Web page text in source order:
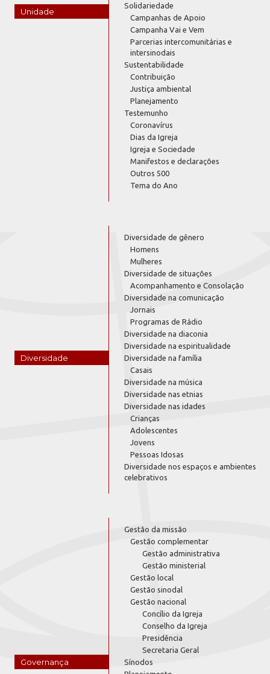
Unidade
Solidariedade
Campanhas de Apoio
Campanha Vai e Vem
Parcerias intercomunitárias e
intersinodais
Sustentabilidade
Contribuição
Justiça ambiental
Planejamento
Testemunho
Coronavírus
Dias da Igreja
Igreja e Sociedade
Manifestos e declarações
Outros 500
Tema do Ano
Diversidade
Diversidade de gênero
Homens
Mulheres
Diversidade de situações
Acompanhamento e Consolação
Diversidade na comunicação
Jornais
Programas de Rádio
Diversidade na diaconia
Diversidade na espiritualidade
Diversidade na família
Casais
Diversidade na música
Diversidade nas etnias
Diversidade nas idades
Crianças
Adolescentes
Jovens
Pessoas Idosas
Diversidade nos espaços e ambientes
celebrativos
Governança
Gestão da missão
Gestão complementar
Gestão administrativa
Gestão ministerial
Gestão local
Gestão sinodal
Gestão nacional
Concílio da Igreja
Conselho da Igreja
Presidência
Secretaria Geral
Sínodos